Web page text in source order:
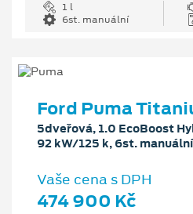
1 l
6st. manuální
Ford Puma
5dveřová, 1.0 EcoBoost
92 kW/125 k, 6st. manuální
Vaše cena s DPH
474 900 Kč